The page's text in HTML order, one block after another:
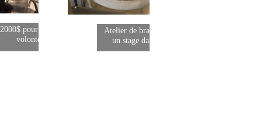
2000$ pour de la bière à
volonté à vie !
Atelier de brassage : où faire
un stage dans ma ville ?